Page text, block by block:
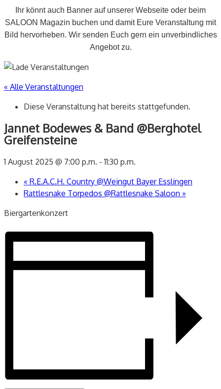
Ihr könnt auch Banner auf unserer Webseite oder beim
SALOON Magazin buchen und damit Eure Veranstaltung mit
Bild hervorheben. Wir senden Euch gern ein unverbindliches
Angebot zu.
« Alle Veranstaltungen
Diese Veranstaltung hat bereits stattgefunden.
Jannet Bodewes & Band @Berghotel
Greifensteine
1 August 2025 @ 7:00 p.m. -11:30 p.m.
« R.E.A.C.H. Country @Weingut Bayer Esslingen
Rattlesnake Torpedos @Rattlesnake Saloon »
Biergartenkonzert